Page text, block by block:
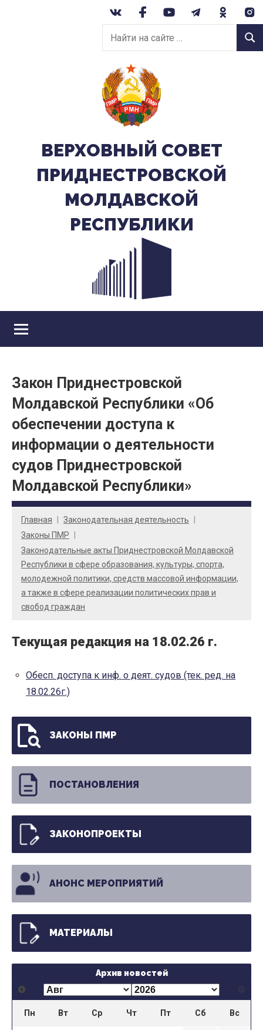
Найти
на
сайте:
ВЕРХОВНЫЙ CОВЕТ
ПРИДНЕСТРОВСКОЙ
МОЛДАВСКОЙ
РЕСПУБЛИКИ
Закон Приднестровской
Молдавской Республики «Об
обеспечении доступа к
информации о деятельности
судов Приднестровской
Молдавской Республики»
Главная
Законодательная деятельность
Законы ПМР
Законодательные акты Приднестровской Молдавской
Республики в сфере образования, культуры, спорта,
молодежной политики, средств массовой информации,
а также в сфере реализации политических прав и
свобод граждан
Текущая редакция на 18.02.26 г.
Обесп. доступа к инф. о деят. судов (тек. ред. на
18.02.26г.)
ЗАКОНЫ ПМР
ПОСТАНОВЛЕНИЯ
ЗАКОНОПРОЕКТЫ
АНОНС МЕРОПРИЯТИЙ
МАТЕРИАЛЫ
Архив новостей
Пн Вт Ср Чт Пт Сб Вс